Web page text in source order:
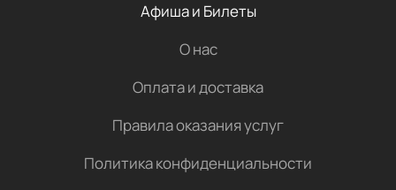
Афиша и Билеты
О нас
Оплата и доставка
Правила оказания услуг
Политика конфиденциальности